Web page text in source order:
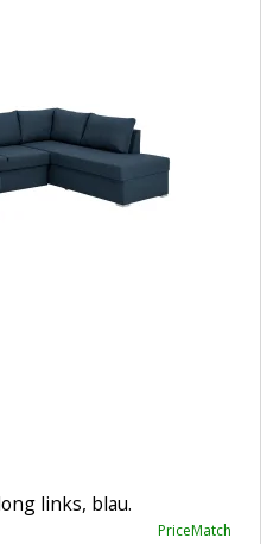
links, blau.
PriceMatch